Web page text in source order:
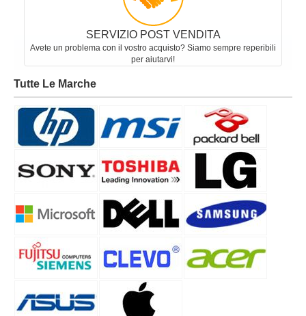
SERVIZIO POST VENDITA
Avete un problema con il vostro acquisto? Siamo sempre reperibili
per aiutarvi!
Tutte Le Marche